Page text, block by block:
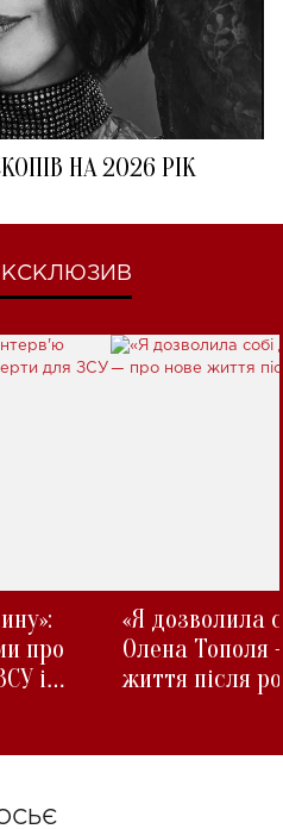
НА 2026 РІК
про
і
«Я дозволила
Олена Тополя
життя після